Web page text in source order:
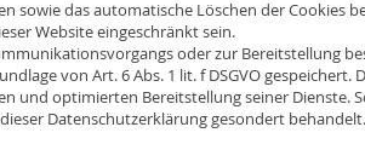
sowie das automatische Löschen der Cookies
Website eingeschränkt sein.
oder zur Bereitstellung
von Art. 6 Abs. 1 lit. f DSGVO
und optimierten Bereitstellung seiner Dienste.
Datenschutzerklärung gesondert behandelt.